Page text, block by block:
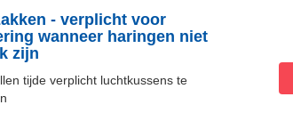
- verplicht voor
wanneer haringen niet
zijn
tijde verplicht luchtkussens te